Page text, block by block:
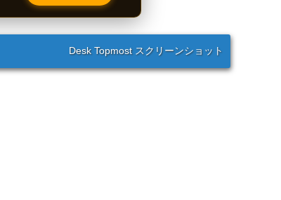
Desk Topmost スクリーンショット